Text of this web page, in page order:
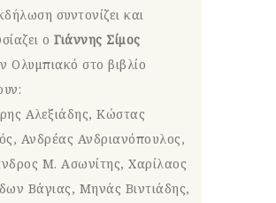
συντονίζει και
ο Γιάννης Σίμος
Ολυμπιακό στο βιβλίο
Αλεξιάδης, Κώστας
Ανδρέας Ανδριανόπουλος,
Μ. Ασωνίτης, Χαρίλαος
Βάγιας, Μηνάς Βιντιάδης,